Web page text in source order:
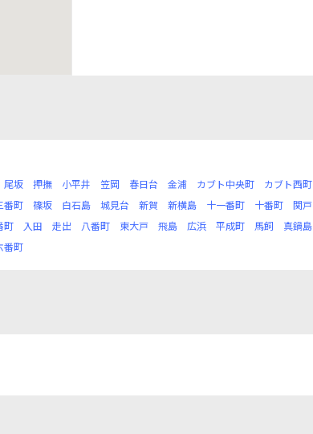
尾坂 押撫 小平井 笠岡 春日台 金浦 カブト中央町
カブト西町
番町 篠坂 白石島 城見台 新賀 新横島 十一番町 十番町
関戸
町 入田 走出 八番町 東大戸 飛島 広浜 平成町 馬飼
真鍋島
番町